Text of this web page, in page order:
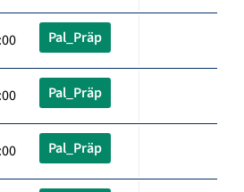
Pal_Präp
Pal_Präp
Pal_Präp